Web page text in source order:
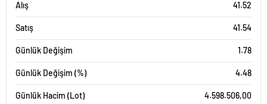
Alış 41.52
Satış 41.54
Günlük Değişim 1.78
Günlük Değişim (%) 4.48
Günlük Hacim (Lot) 4.598.506,00